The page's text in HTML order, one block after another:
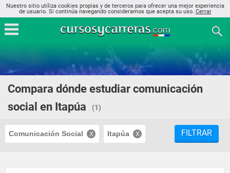
Nuestro sitio utiliza cookies propias y de terceros para ofrecer una mejor experiencia
de usuario. Si continúa navegando consideramos que acepta su uso. Cerrar
Compara dónde estudiar comunicación
social en Itapúa
(1)
Comunicación Social Itapúa FILTRAR